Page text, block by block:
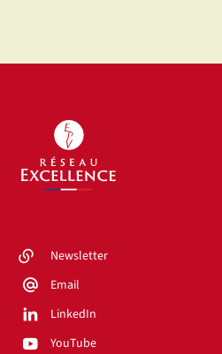
Newsletter
Email
LinkedIn
YouTube